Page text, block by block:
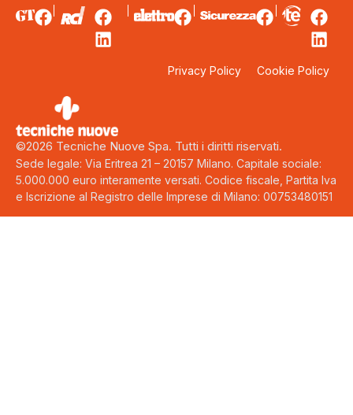
Privacy Policy Cookie Policy
©2026 Tecniche Nuove Spa. Tutti i diritti riservati.
Sede legale: Via Eritrea 21 – 20157 Milano. Capitale sociale:
5.000.000 euro interamente versati. Codice fiscale, Partita Iva
e Iscrizione al Registro delle Imprese di Milano: 00753480151